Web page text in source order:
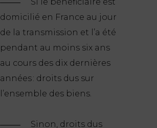
Si le bénéficiaire est
domicilié en France au jour
de la transmission et l’a été
pendant au moins six ans
au cours des dix dernières
années : droits dus sur
l’ensemble des biens.
Sinon, droits dus